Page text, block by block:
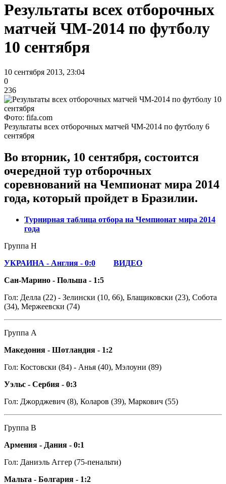
Результаты всех отборочных
матчей ЧМ-2014 по футболу
10 сентября
10 сентября 2013, 23:04
0
236
Фото: fifa.com
Результаты всех отборочных матчей ЧМ-2014 по футболу 6
сентября
Во вторник, 10 сентября, состоится
очередной тур отборочных
соревнований на Чемпионат мира 2014
года, который пройдет в Бразилии.
Турнирная таблица отбора на Чемпионат мира 2014
года
Группа Н
УКРАИНА - Англия - 0:0
ВИДЕО
Сан-Марино - Польша - 1:5
Гол: Делла (22) - Зелински (10, 66), Блащиковски (23), Собота
(34), Мержеевски (74)
Группа А
Македония - Шотландия - 1:2
Гол: Костовски (84) - Анья (40), Мэлоуни (89)
Уэльс - Сербия - 0:3
Гол: Джорджевич (8), Коларов (39), Маркович (55)
Группа В
Армения - Дания - 0:1
Гол: Даниэль Аггер (75-пенальти)
Мальта - Болгария - 1:2